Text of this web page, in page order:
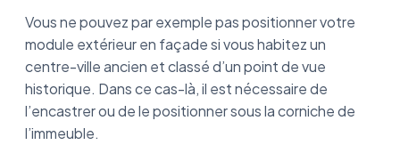
Vous ne pouvez par exemple pas positionner votre
module extérieur en façade si vous habitez un
centre-ville ancien et classé d’un point de vue
historique. Dans ce cas-là, il est nécessaire de
l’encastrer ou de le positionner sous la corniche de
l’immeuble.